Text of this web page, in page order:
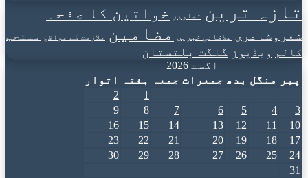
تازہ ترین تصاویر خواتین کا صفحہ
شعروشاعری علاقائی خبریں مضامین ملازمت کے مواقع
منتخب
کالم ویڈیوز گلگت بلتستان
اگست 2026
پیر
منگل بدھ جمعرات جمعہ ہفتہ
اتوار
1
2
3
4
5
6
7
8
9
10
11
12
13
14
15
16
17
18
19
20
21
22
23
24
25
26
27
28
29
30
31